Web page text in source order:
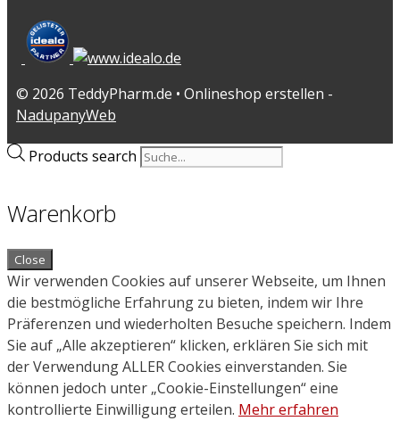
© 2026 TeddyPharm.de • Onlineshop erstellen -
NadupanyWeb
Products search
Warenkorb
Close
Wir verwenden Cookies auf unserer Webseite, um Ihnen
die bestmögliche Erfahrung zu bieten, indem wir Ihre
Präferenzen und wiederholten Besuche speichern. Indem
Sie auf „Alle akzeptieren“ klicken, erklären Sie sich mit
der Verwendung ALLER Cookies einverstanden. Sie
können jedoch unter „Cookie-Einstellungen“ eine
kontrollierte Einwilligung erteilen. Mehr erfahren